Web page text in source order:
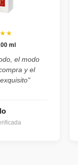
ml
el modo
y el